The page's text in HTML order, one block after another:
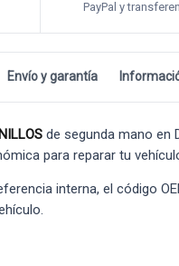
PayPal y
Envío y garantía
de segunda mano en
para reparar tu
interna, el código